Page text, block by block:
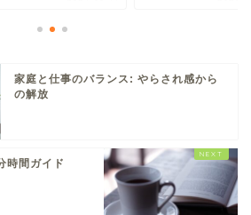
家庭と仕事のバランス: やらされ感から
の解放
時間ガイド